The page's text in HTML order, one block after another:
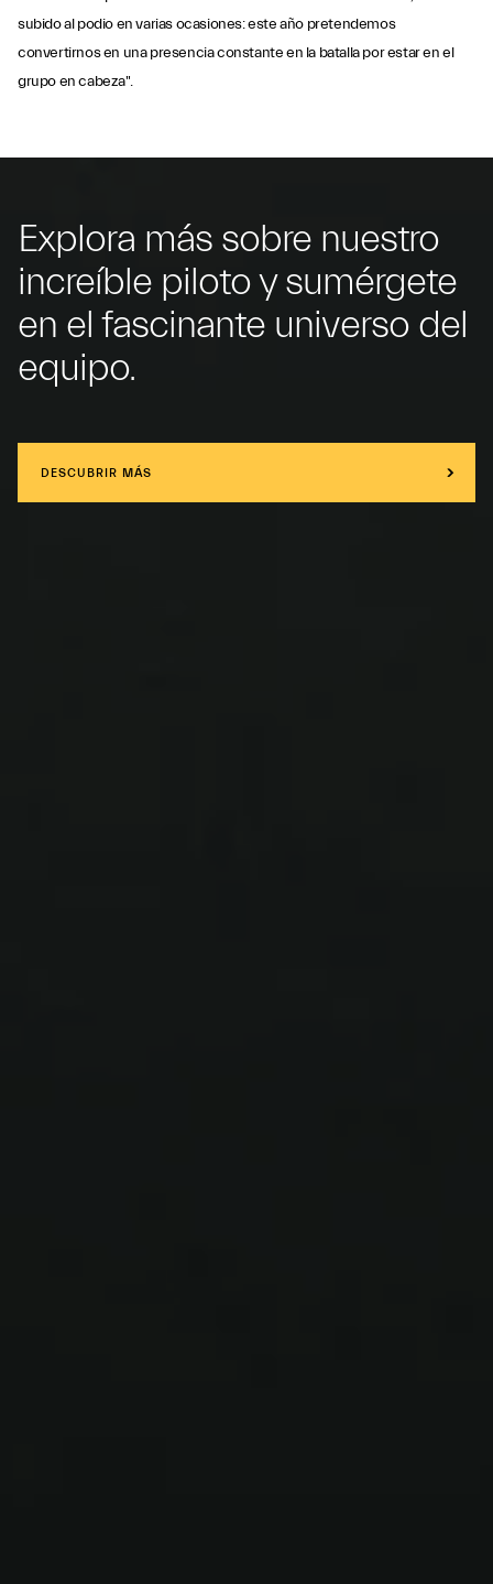
subido al podio en varias ocasiones: este año pretendemos
convertirnos en una presencia constante en la batalla por estar en el
grupo en cabeza".
Explora más sobre nuestro
increíble piloto y sumérgete
en el fascinante universo del
equipo.
DESCUBRIR MÁS